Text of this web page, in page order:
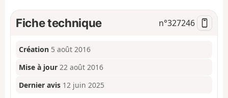
Fiche technique n°327246
Création 5 août 2016
Mise à jour 22 août 2016
Dernier avis 12 juin 2025